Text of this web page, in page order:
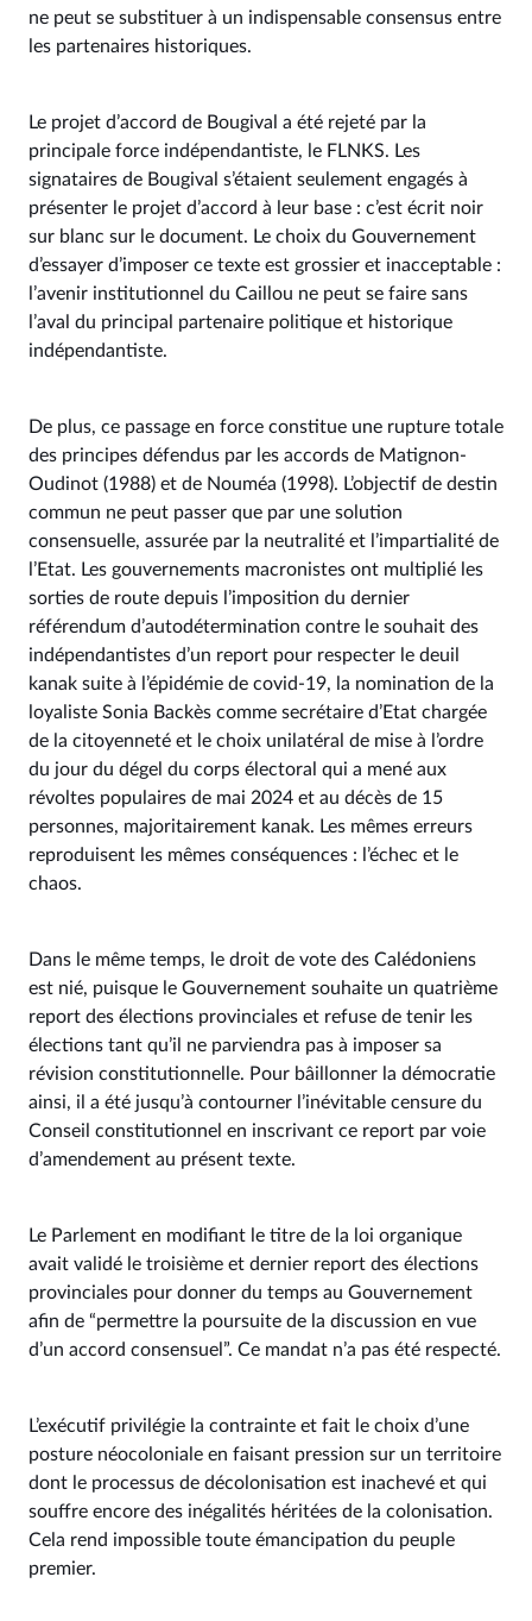
ne peut se substituer à un indispensable consensus entre
les partenaires historiques.
Le projet d’accord de Bougival a été rejeté par la
principale force indépendantiste, le FLNKS. Les
signataires de Bougival s’étaient seulement engagés à
présenter le projet d’accord à leur base : c’est écrit noir
sur blanc sur le document. Le choix du Gouvernement
d’essayer d’imposer ce texte est grossier et inacceptable :
l’avenir institutionnel du Caillou ne peut se faire sans
l’aval du principal partenaire politique et historique
indépendantiste.
De plus, ce passage en force constitue une rupture totale
des principes défendus par les accords de Matignon-
Oudinot (1988) et de Nouméa (1998). L’objectif de destin
commun ne peut passer que par une solution
consensuelle, assurée par la neutralité et l’impartialité de
l’Etat. Les gouvernements macronistes ont multiplié les
sorties de route depuis l’imposition du dernier
référendum d’autodétermination contre le souhait des
indépendantistes d’un report pour respecter le deuil
kanak suite à l’épidémie de covid-19, la nomination de la
loyaliste Sonia Backès comme secrétaire d’Etat chargée
de la citoyenneté et le choix unilatéral de mise à l’ordre
du jour du dégel du corps électoral qui a mené aux
révoltes populaires de mai 2024 et au décès de 15
personnes, majoritairement kanak. Les mêmes erreurs
reproduisent les mêmes conséquences : l’échec et le
chaos.
Dans le même temps, le droit de vote des Calédoniens
est nié, puisque le Gouvernement souhaite un quatrième
report des élections provinciales et refuse de tenir les
élections tant qu’il ne parviendra pas à imposer sa
révision constitutionnelle. Pour bâillonner la démocratie
ainsi, il a été jusqu’à contourner l’inévitable censure du
Conseil constitutionnel en inscrivant ce report par voie
d’amendement au présent texte.
Le Parlement en modifiant le titre de la loi organique
avait validé le troisième et dernier report des élections
provinciales pour donner du temps au Gouvernement
afin de “permettre la poursuite de la discussion en vue
d’un accord consensuel”. Ce mandat n’a pas été respecté.
L’exécutif privilégie la contrainte et fait le choix d’une
posture néocoloniale en faisant pression sur un territoire
dont le processus de décolonisation est inachevé et qui
souffre encore des inégalités héritées de la colonisation.
Cela rend impossible toute émancipation du peuple
premier.